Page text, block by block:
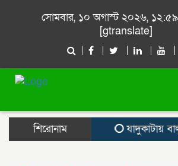
সোমবার, ১০ অগাস্ট ২০২৬, ১২:৫৯
[gtranslate]
শিরোনাম
যাদুকাটায় বালু